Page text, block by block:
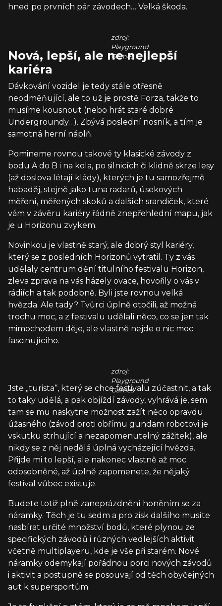
hned po prvních pár závodech… Velká škoda.
zdroj:
Playground
Games
Nová, lepší, ale ne nejlepší
kariéra
Dávkování vozidel je tedy stále otřesně
neodměňující, ale to už je prostě Forza, takže to
musíme kousnout (nebo hrát staré dobré
Undergroundy…). Zbývá poslední nosník, a tím je
samotná herní náplň.
Pomineme rovnou takové ty klasické závody z
bodu A do B i na kola, po silnicích či klidně skrze lesy
(až doslova létají klády), kterých je tu samozřejmě
habaděj, stejně jako tuna radarů, úsekových
měření, měřených skoků a dalších srandiček, které
vám v závěru kariéry řádně znepřehlední mapu, jak
je u Horizonu zvykem.
Novinkou je vlastně starý, ale dobrý styl kariéry,
který se z posledních Horizonů vytratil. Ty z vás
udělaly centrum dění titulního festivalu Horizon,
zleva zprava na vás házely ovace, hovořily o vás v
rádiích a tak podobně. Byli jste rovnou velká
hvězda. Ale tady? Tvůrci úplně otočili, až možná
trochu moc, a z festivalu udělali něco, co se jen tak
mimochodem děje, ale vlastně nejde o nic moc
fascinujícího.
zdroj:
Playground
Games
Jste „turista“, který se chce festivalu zúčastnit, a tak
to taky udělá, a pak objíždí závody, vyhrává je, sem
tam se mu naskytne možnost zažít něco opravdu
úžasného (závod proti obřímu gundam robotovi je
vskutku strhující a nezapomenutelný zážitek), ale
nikdy se z něj nedělá úplná vycházející hvězda.
Přijde mi to lepší, ale nakonec vlastně až moc
odosobněné, až úplně zapomenete, že nějaký
festival vůbec existuje.
Budete totiž plně zaneprázdnění honěním se za
náramky. Těch je tu sedm a pro zisk dalšího musíte
nasbírat určité množství bodů, které plynou ze
specifických závodů i různých vedlejších aktivit
včetně multiplayeru, kde je vše při starém. Nové
náramky odemykají pořádnou porci nových závodů
i aktivit a postupně se posouvají od těch obyčejných
aut k supersportům.